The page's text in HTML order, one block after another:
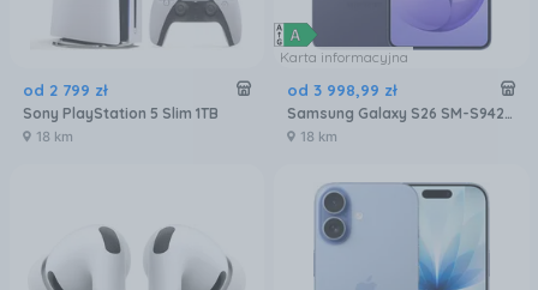
od 2 799 zł
Sony PlayStation 5 Slim 1TB
18 km
Karta informacyjna
od 3 998,99 zł
Samsung Galaxy S26 SM-S942 12/256GB Fioletowy
18 km